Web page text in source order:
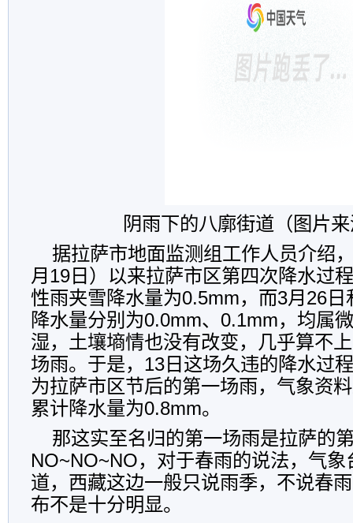
阴雨下的八廓街道 （图片
据拉萨市地面监测组工作人员介绍
月 19 日）以来拉萨市区第四次降水过
性雨夹雪降水量为0.5mm，而3月 26 日
降水量分别为0.0mm、 0.1mm，均属
湿，土壤墒情也没有改变，几乎算不
场雨。于是， 13 日这场久违的降水过
为拉萨市区节后的第一场雨，气象资
累计降水量为0.8mm。
那这实至名归的第一场雨是拉萨的
NO~NO~NO，对于春雨的说法，气
道，西藏这边一般只说雨季，不说春
布不是十分明显。